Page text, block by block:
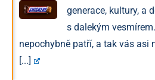
generace, kultury, a
s dalekým
nepochybně patří, a tak vás asi
[...]